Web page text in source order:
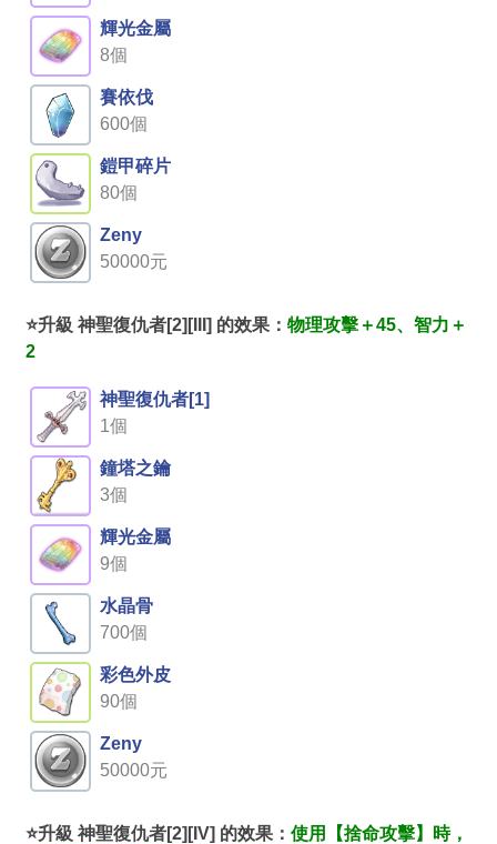
輝光金屬
8個
賽依伐
600個
鎧甲碎片
80個
Zeny
50000元
⭐升級 神聖復仇者[2][III] 的效果： 物理攻擊＋45、智力＋
2
神聖復仇者[1]
1個
鐘塔之鑰
3個
輝光金屬
9個
水晶骨
700個
彩色外皮
90個
Zeny
50000元
⭐升級 神聖復仇者[2][IV] 的效果： 使用【捨命攻擊】時，